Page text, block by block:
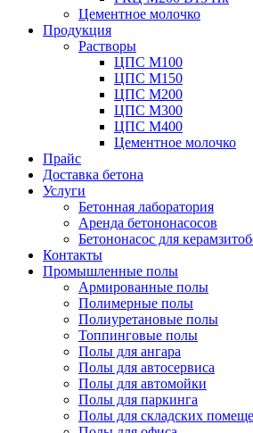
Цементное молочко
Продукция
Растворы
ЦПС М100
ЦПС М150
ЦПС М200
ЦПС М300
ЦПС М400
Цементное молочко
Прайс
Доставка бетона
Услуги
Бетонная лаборатория
Аренда бетононасосов
Бетононасос для
Контакты
Промышленные полы
Армированные полы
Полимерные полы
Полиуретановые полы
Топпинговые полы
Полы для ангара
Полы для автосервиса
Полы для автомойки
Полы для паркинга
Полы для складских